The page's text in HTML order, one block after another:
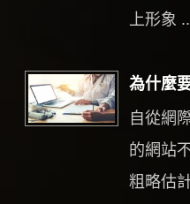
上形象
為什麼
自從網
的網站
粗略估